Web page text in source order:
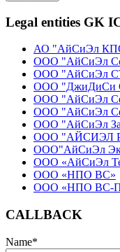
Legal entities GK
АО "АйСиЭл
ООО "АйСиЭл
ООО "АйСиЭл
ООО "ДжиДиСи
ООО "АйСиЭл
ООО "АйСиЭл
ООО "АйСиЭл
ООО "АЙСИЭЛ
ООО"АйСиЭл
ООО «АйСиЭл
ООО «НПО ВС»
ООО «НПО ВС-
CALLBACK
Name*